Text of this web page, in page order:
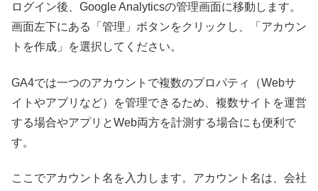
ログイン後、Google Analyticsの管理画面に移動します。
画面左下にある「管理」ボタンをクリックし、「アカウン
トを作成」を選択してください。
GA4では一つのアカウントで複数のプロパティ（Webサ
イトやアプリなど）を管理できるため、複数サイトを運営
する場合やアプリとWeb両方を計測する場合にも便利で
す。
ここでアカウント名を入力します。アカウント名は、会社